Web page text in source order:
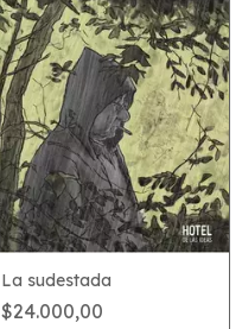
La sudestada
$24.000,00